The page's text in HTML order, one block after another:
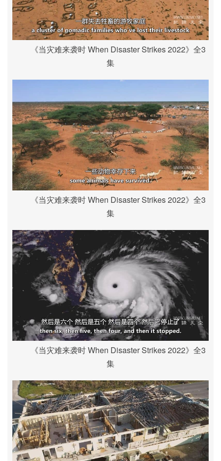
《当灾难来袭时 When Disaster Strikes 2022》全3
集
《当灾难来袭时 When Disaster Strikes 2022》全3
集
《当灾难来袭时 When Disaster Strikes 2022》全3
集